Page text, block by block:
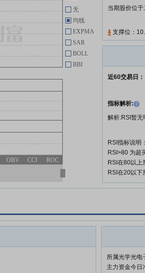
当期股价位
支撑位：
近60交易日：
指标解析:
解析:RSI暂无
RSI指标说明：
RSI>80 为超
RSI在80以上
RSI在20以下
无
均线
EXPMA
SAR
BOLL
BBI
OBV CCI ROC
所属光学光电
主力资金今日